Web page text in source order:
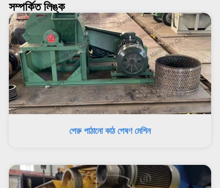
সম্পর্কিত লিঙ্ক
পেরু পাঠানো কাঠ পেষণ মেশিন